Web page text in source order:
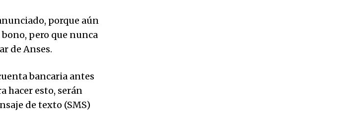
porque aún
pero que nunca
de Anses.
bancaria antes
hacer esto, serán
de texto (SMS)